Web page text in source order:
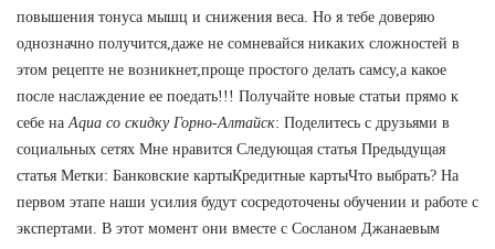
повышения тонуса мышц и снижения веса. Но я тебе доверяю
однозначно получится,даже не сомневайся никаких сложностей в
этом рецепте не возникнет,проще простого делать самсу,а какое
после наслаждение ее поедать!!! Получайте новые статьи прямо к
себе на Aqua со скидку Горно-Алтайск: Поделитесь с друзьями в
социальных сетях Мне нравится Следующая статья Предыдущая
статья Метки: Банковские картыКредитные картыЧто выбрать? На
первом этапе наши усилия будут сосредоточены обучении и работе с
экспертами. В этот момент они вместе с Сосланом Джанаевым